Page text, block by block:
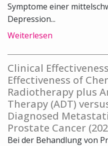
Symptome einer
Depression...
Weiterlesen
Clinical
Effectiveness of
Radiotherapy plus
Therapy (ADT)
Diagnosed
Prostate Cancer
Bei der Behandlung von